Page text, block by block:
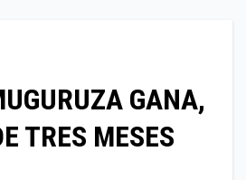
GANA,
TRES MESES